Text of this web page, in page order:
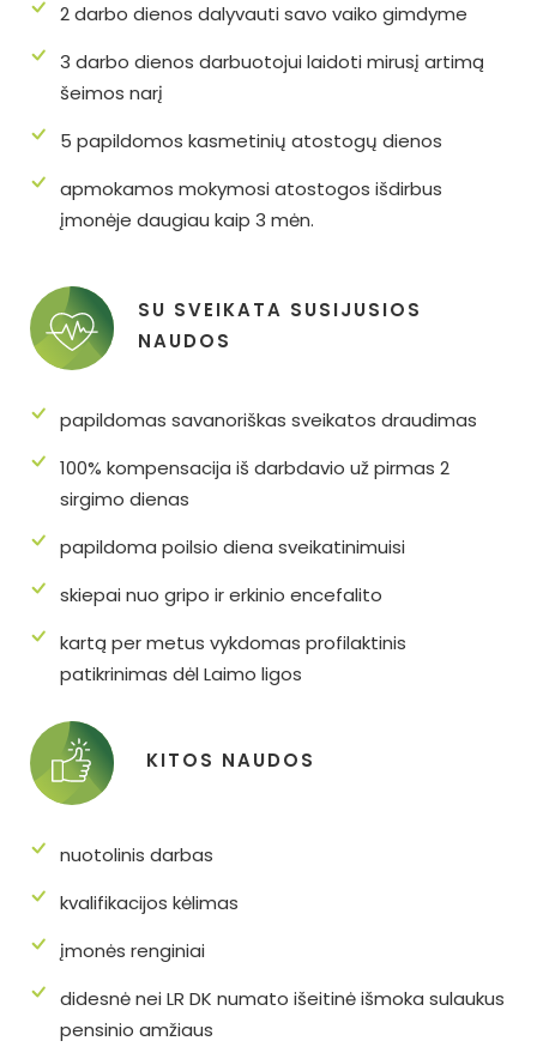
2 darbo dienos dalyvauti savo vaiko gimdyme
3 darbo dienos darbuotojui laidoti mirusį artimą
šeimos narį
5 papildomos kasmetinių atostogų dienos
apmokamos mokymosi atostogos išdirbus
įmonėje daugiau kaip 3 mėn.
SU SVEIKATA SUSIJUSIOS
NAUDOS
papildomas savanoriškas sveikatos draudimas
100% kompensacija iš darbdavio už pirmas 2
sirgimo dienas
papildoma poilsio diena sveikatinimuisi
skiepai nuo gripo ir erkinio encefalito
kartą per metus vykdomas profilaktinis
patikrinimas dėl Laimo ligos
KITOS NAUDOS
nuotolinis darbas
kvalifikacijos kėlimas
įmonės renginiai
didesnė nei LR DK numato išeitinė išmoka sulaukus
pensinio amžiaus